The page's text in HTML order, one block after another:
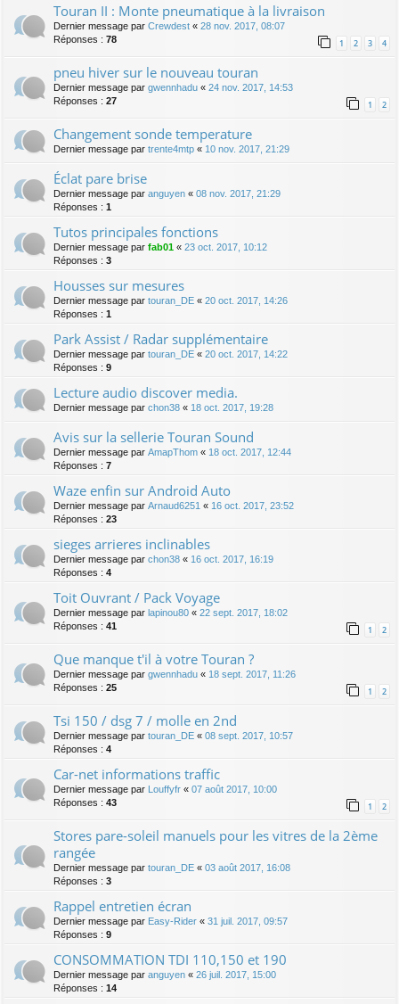
Touran II : Monte pneumatique à la livraison
Dernier message par Crewdest « 28 nov. 2017, 08:07
Réponses : 78 1 2 3 4
pneu hiver sur le nouveau touran
Dernier message par gwennhadu « 24 nov. 2017, 14:53
Réponses : 27 1 2
Changement sonde temperature
Dernier message par trente4mtp « 10 nov. 2017, 21:29
Éclat pare brise
Dernier message par anguyen « 08 nov. 2017, 21:29
Réponses : 1
Tutos principales fonctions
Dernier message par fab01 « 23 oct. 2017, 10:12
Réponses : 3
Housses sur mesures
Dernier message par touran_DE « 20 oct. 2017, 14:26
Réponses : 1
Park Assist / Radar supplémentaire
Dernier message par touran_DE « 20 oct. 2017, 14:22
Réponses : 9
Lecture audio discover media.
Dernier message par chon38 « 18 oct. 2017, 19:28
Avis sur la sellerie Touran Sound
Dernier message par AmapThom « 18 oct. 2017, 12:44
Réponses : 7
Waze enfin sur Android Auto
Dernier message par Arnaud6251 « 16 oct. 2017, 23:52
Réponses : 23
sieges arrieres inclinables
Dernier message par chon38 « 16 oct. 2017, 16:19
Réponses : 4
Toit Ouvrant / Pack Voyage
Dernier message par lapinou80 « 22 sept. 2017, 18:02
Réponses : 41 1 2
Que manque t'il à votre Touran ?
Dernier message par gwennhadu « 18 sept. 2017, 11:26
Réponses : 25 1 2
Tsi 150 / dsg 7 / molle en 2nd
Dernier message par touran_DE « 08 sept. 2017, 10:57
Réponses : 4
Car-net informations traffic
Dernier message par Louffyfr « 07 août 2017, 10:00
Réponses : 43 1 2
Stores pare-soleil manuels pour les vitres de la 2ème
rangée
Dernier message par touran_DE « 03 août 2017, 16:08
Réponses : 3
Rappel entretien écran
Dernier message par Easy-Rider « 31 juil. 2017, 09:57
Réponses : 9
CONSOMMATION TDI 110,150 et 190
Dernier message par anguyen « 26 juil. 2017, 15:00
Réponses : 14